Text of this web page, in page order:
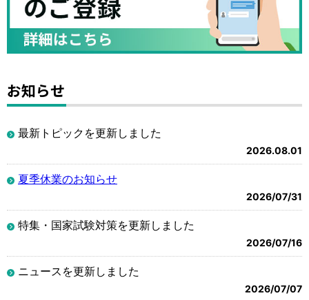
お知らせ
最新トピックを更新しました
2026.08.01
夏季休業のお知らせ
2026/07/31
特集・国家試験対策を更新しました
2026/07/16
ニュースを更新しました
2026/07/07